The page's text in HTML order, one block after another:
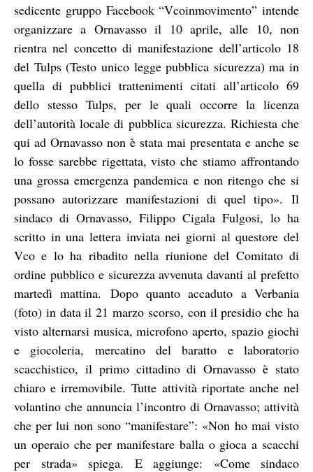
sedicente gruppo Facebook “Vcoinmovimento” intende
organizzare a Ornavasso il 10 aprile, alle 10, non
rientra nel concetto di manifestazione dell’articolo 18
del Tulps (Testo unico legge pubblica sicurezza) ma in
quella di pubblici trattenimenti citati all’articolo 69
dello stesso Tulps, per le quali occorre la licenza
dell’autorità locale di pubblica sicurezza. Richiesta che
qui ad Ornavasso non è stata mai presentata e anche se
lo fosse sarebbe rigettata, visto che stiamo affrontando
una grossa emergenza pandemica e non ritengo che si
possano autorizzare manifestazioni di quel tipo». Il
sindaco di Ornavasso, Filippo Cigala Fulgosi, lo ha
scritto in una lettera inviata nei giorni al questore del
Vco e lo ha ribadito nella riunione del Comitato di
ordine pubblico e sicurezza avvenuta davanti al prefetto
martedì mattina. Dopo quanto accaduto a Verbania
(foto) in data il 21 marzo scorso, con il presidio che ha
visto alternarsi musica, microfono aperto, spazio giochi
e giocoleria, mercatino del baratto e laboratorio
scacchistico, il primo cittadino di Ornavasso è stato
chiaro e irremovibile. Tutte attività riportate anche nel
volantino che annuncia l’incontro di Ornavasso; attività
che per lui non sono “manifestare”: «Non ho mai visto
un operaio che per manifestare balla o gioca a scacchi
per strada» spiega. E aggiunge: «Come sindaco